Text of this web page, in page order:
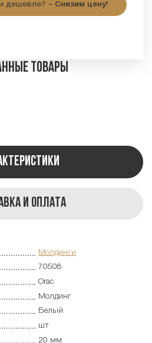
дешевле? – Снизим цену!
товары
и оплата
Молдинги
70508
Orac
Молдинг
Белый
шт
20 мм